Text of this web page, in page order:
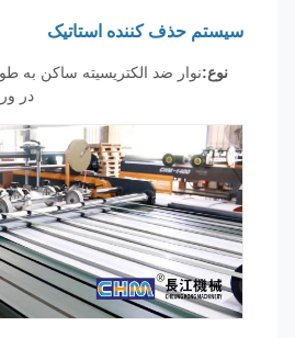
سیستم حذف کننده استاتیک
نوار ضد الکتریسیته ساکن به طور
در ورق